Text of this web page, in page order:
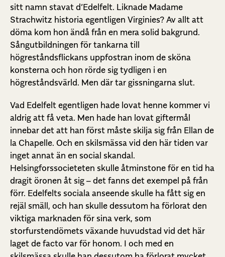
sitt namn stavat d’Edelfelt. Liknade Madame
Strachwitz historia egentligen Virginies? Av allt att
döma kom hon ändå från en mera solid bakgrund.
Sångutbildningen för tankarna till
högreståndsflickans uppfostran inom de sköna
konsterna och hon rörde sig tydligen i en
högreståndsvärld. Men där tar gissningarna slut.
Vad Edelfelt egentligen hade lovat henne kommer vi
aldrig att få veta. Men hade han lovat giftermål
innebar det att han först måste skilja sig från Ellan de
la Chapelle. Och en skilsmässa vid den här tiden var
inget annat än en social skandal.
Helsingforssocieteten skulle åtminstone för en tid ha
dragit öronen åt sig – det fanns det exempel på från
förr. Edelfelts sociala anseende skulle ha fått sig en
rejäl smäll, och han skulle dessutom ha förlorat den
viktiga marknaden för sina verk, som
storfurstendömets växande huvudstad vid det här
laget de facto var för honom. I och med en